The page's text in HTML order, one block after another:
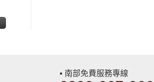
▪ 南部免費服務專線